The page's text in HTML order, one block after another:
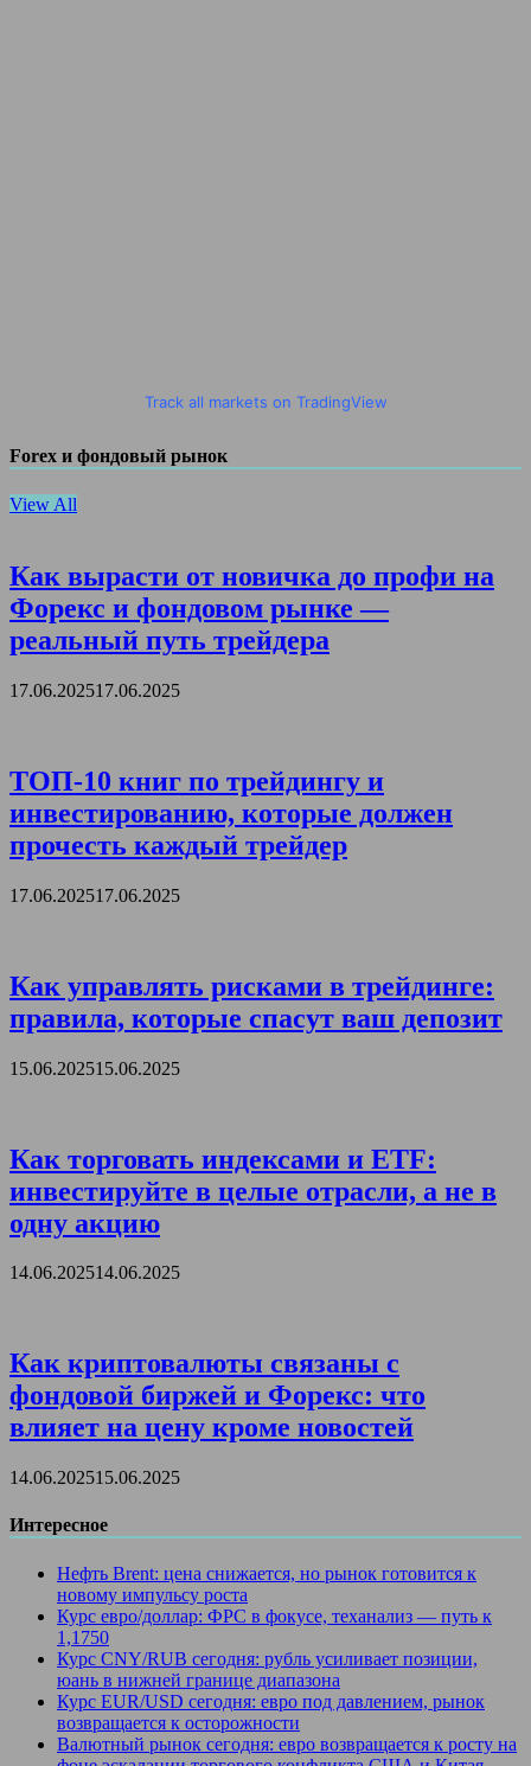
Track all markets on TradingView
Forex и фондовый рынок
View All
Как вырасти от новичка до профи на
Форекс и фондовом рынке —
реальный путь трейдера
17.06.202517.06.2025
ТОП-10 книг по трейдингу и
инвестированию, которые должен
прочесть каждый трейдер
17.06.202517.06.2025
Как управлять рисками в трейдинге:
правила, которые спасут ваш депозит
15.06.202515.06.2025
Как торговать индексами и ETF:
инвестируйте в целые отрасли, а не в
одну акцию
14.06.202514.06.2025
Как криптовалюты связаны с
фондовой биржей и Форекс: что
влияет на цену кроме новостей
14.06.202515.06.2025
Интересное
Нефть Brent: цена снижается, но рынок готовится к
новому импульсу роста
Курс евро/доллар: ФРС в фокусе, теханализ — путь к
1,1750
Курс CNY/RUB сегодня: рубль усиливает позиции,
юань в нижней границе диапазона
Курс EUR/USD сегодня: евро под давлением, рынок
возвращается к осторожности
Валютный рынок сегодня: евро возвращается к росту на